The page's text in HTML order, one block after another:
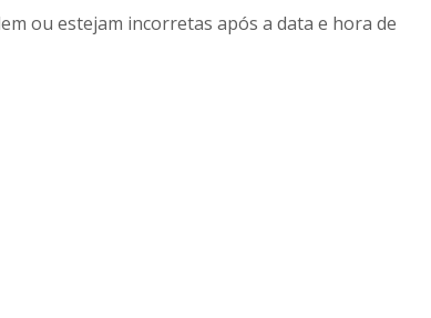
ou estejam incorretas após a data e hora de